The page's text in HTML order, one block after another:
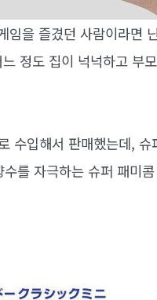
을 즐겼던 사람이라면
정도 집이 넉넉하고 부
수입해서 판매했는데,
를 자극하는 슈퍼 패미